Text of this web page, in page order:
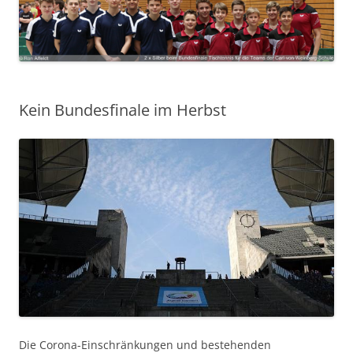
Kein Bundesfinale im Herbst
Die Corona-Einschränkungen und bestehenden